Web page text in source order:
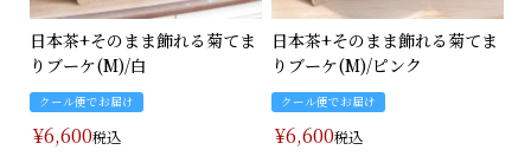
日本茶+そのまま飾れる菊てま
りブーケ(M)/白
クール便でお届け
¥6,600税込
日本茶+そのまま飾れる菊てま
りブーケ(M)/ピンク
クール便でお届け
¥6,600税込